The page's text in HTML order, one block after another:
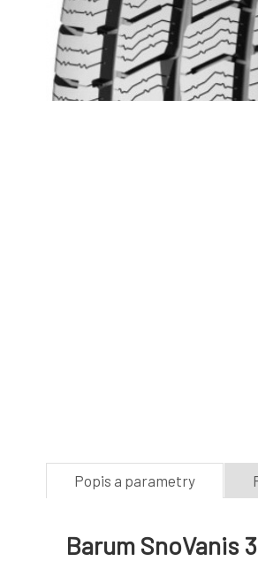
Popis a parametry
Barum SnoVanis